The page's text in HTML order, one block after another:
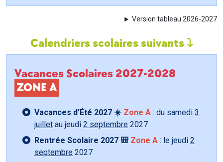
Version tableau 2026-2027
Calendriers scolaires suivants
Vacances Scolaires 2027-2028
ZONE A
Vacances d’Été 2027 ☀️ Zone A : du samedi 3
juillet au jeudi 2 septembre 2027
Rentrée Scolaire 2027 🎒 Zone A : le jeudi 2
septembre 2027